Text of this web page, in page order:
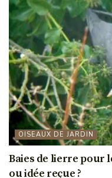
OISEAUX DE JARDIN
Baies de lierre pour
ou idée reçue ?